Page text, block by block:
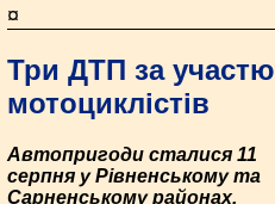
¤
Три ДТП за участю
мотоциклістів
Автопригоди сталися 11
серпня у Рівненському та
Сарненському районах.